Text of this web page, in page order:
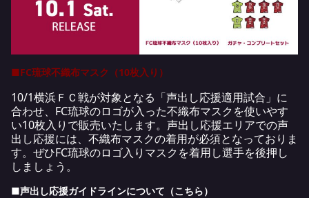
■FC琉球不織布マスク（10枚入り）
10/1横浜ＦＣ戦が対象となる「声出し応援適用試合」に
合わせ、FC琉球のロゴが入った不織布マスクを使いやす
い10枚入りで販売いたします。声出し応援エリアでの声
出し応援には、不織布マスクの着用が必須となっておりま
す。ぜひFC琉球のロゴ入りマスクを着用し選手を後押し
しましょう。
■声出し応援ガイドラインについて（こちら）